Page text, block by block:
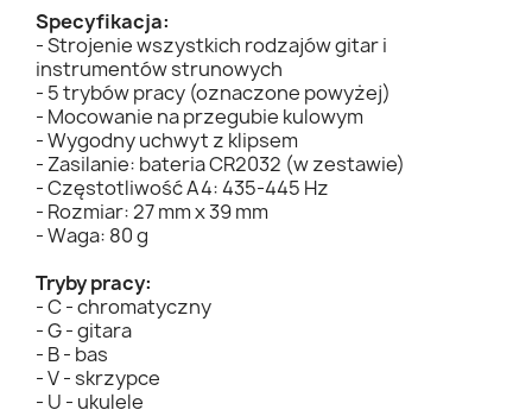
Specyfikacja:
- Strojenie wszystkich rodzajów gitar i
instrumentów strunowych
- 5 trybów pracy (oznaczone powyżej)
- Mocowanie na przegubie kulowym
- Wygodny uchwyt z klipsem
- Zasilanie: bateria CR2032 (w zestawie)
- Częstotliwość A4: 435-445 Hz
- Rozmiar: 27 mm x 39 mm
- Waga: 80 g
Tryby pracy:
- C - chromatyczny
- G - gitara
- B - bas
- V - skrzypce
- U - ukulele